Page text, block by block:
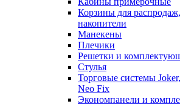
Корзины для
накопители
Манекены
Плечики
Решетки и
Стулья
Торговые системы
Neo Fix
Экономпанели и